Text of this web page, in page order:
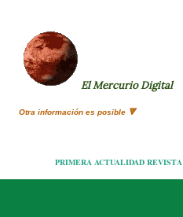
El Mercurio Digital
Otra información es posible 🔻
PRIMERA ACTUALIDAD REVISTA